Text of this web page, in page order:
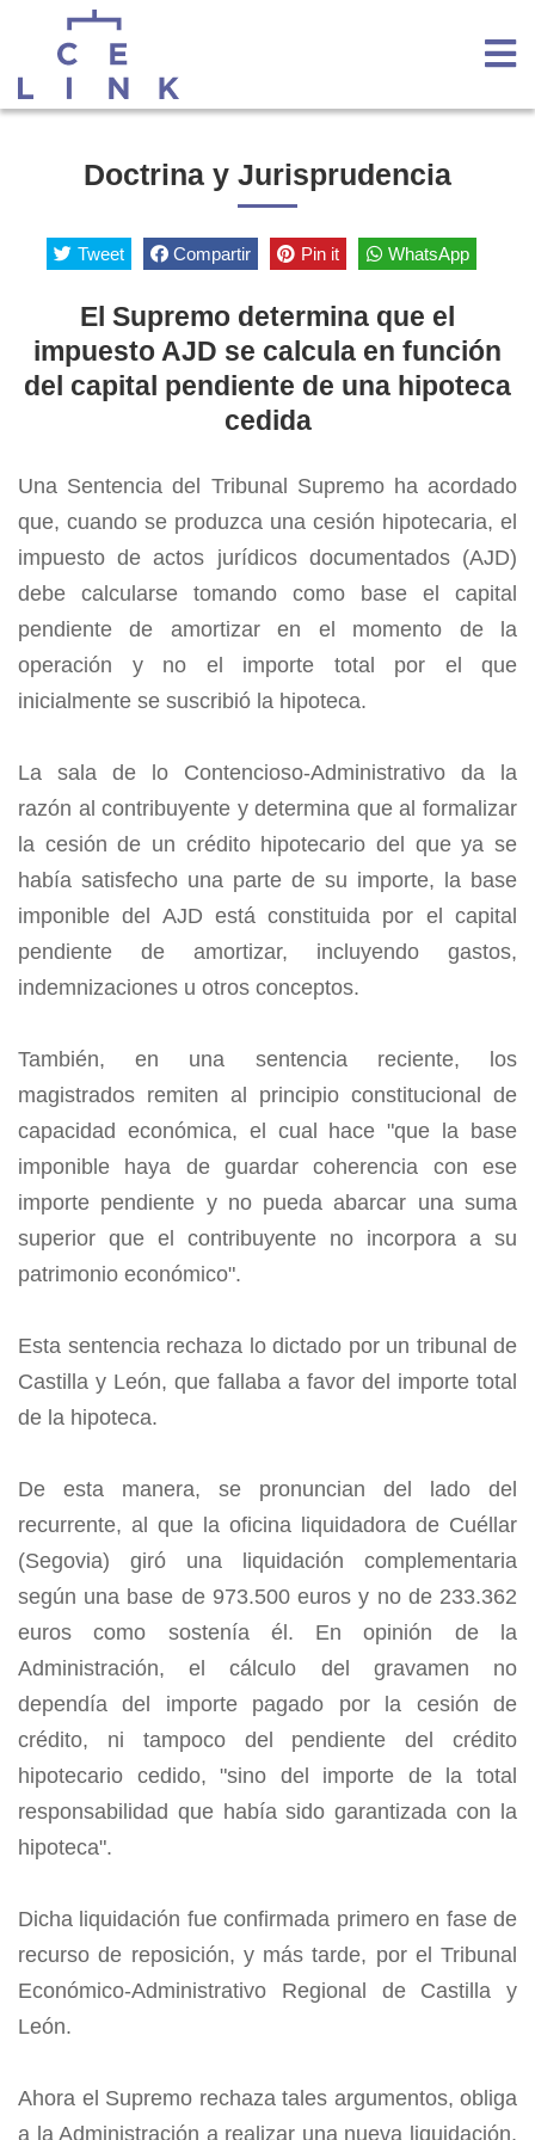
Doctrina y Jurisprudencia
Tweet Compartir Pin it WhatsApp
El Supremo determina que el
impuesto AJD se calcula en función
del capital pendiente de una hipoteca
cedida
Una Sentencia del Tribunal Supremo ha acordado
que, cuando se produzca una cesión hipotecaria, el
impuesto de actos jurídicos documentados (AJD)
debe calcularse tomando como base el capital
pendiente de amortizar en el momento de la
operación y no el importe total por el que
inicialmente se suscribió la hipoteca.
La sala de lo Contencioso-Administrativo da la
razón al contribuyente y determina que al formalizar
la cesión de un crédito hipotecario del que ya se
había satisfecho una parte de su importe, la base
imponible del AJD está constituida por el capital
pendiente de amortizar, incluyendo gastos,
indemnizaciones u otros conceptos.
También, en una sentencia reciente, los
magistrados remiten al principio constitucional de
capacidad económica, el cual hace "que la base
imponible haya de guardar coherencia con ese
importe pendiente y no pueda abarcar una suma
superior que el contribuyente no incorpora a su
patrimonio económico".
Esta sentencia rechaza lo dictado por un tribunal de
Castilla y León, que fallaba a favor del importe total
de la hipoteca.
De esta manera, se pronuncian del lado del
recurrente, al que la oficina liquidadora de Cuéllar
(Segovia) giró una liquidación complementaria
según una base de 973.500 euros y no de 233.362
euros como sostenía él. En opinión de la
Administración, el cálculo del gravamen no
dependía del importe pagado por la cesión de
crédito, ni tampoco del pendiente del crédito
hipotecario cedido, "sino del importe de la total
responsabilidad que había sido garantizada con la
hipoteca".
Dicha liquidación fue confirmada primero en fase de
recurso de reposición, y más tarde, por el Tribunal
Económico-Administrativo Regional de Castilla y
León.
Ahora el Supremo rechaza tales argumentos, obliga
a la Administración a realizar una nueva liquidación,